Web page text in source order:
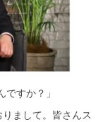
すか？」
まして。皆さんス